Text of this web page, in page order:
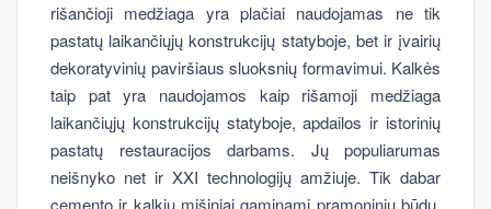
rišančioji medžiaga yra plačiai naudojamas ne tik
pastatų laikančiųjų konstrukcijų statyboje, bet ir įvairių
dekoratyvinių paviršiaus sluoksnių formavimui. Kalkės
taip pat yra naudojamos kaip rišamoji medžiaga
laikančiųjų konstrukcijų statyboje, apdailos ir istorinių
pastatų restauracijos darbams. Jų populiarumas
neišnyko net ir XXI technologijų amžiuje. Tik dabar
cemento ir kalkių mišiniai gaminami pramoniniu būdu,